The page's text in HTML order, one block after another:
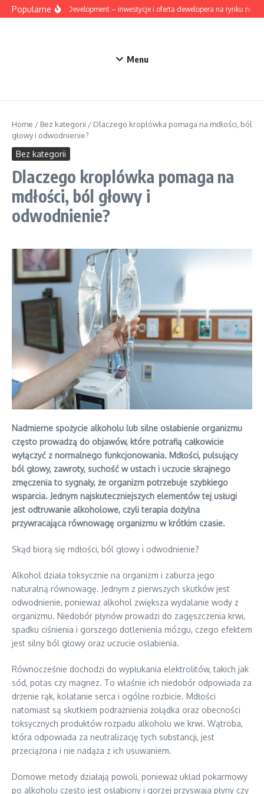
Przejdź do treści
PopularneMesta Development – inwestycje i oferta dewelopera na rynku
Menu
Home / Bez kategorii / Dlaczego kroplówka pomaga na mdłości, ból
głowy i odwodnienie?
Bez kategorii
Dlaczego kroplówka pomaga na
mdłości, ból głowy i
odwodnienie?
Nadmierne spożycie alkoholu lub silne osłabienie organizmu
często prowadzą do objawów, które potrafią całkowicie
wyłączyć z normalnego funkcjonowania. Mdłości, pulsujący
ból głowy, zawroty, suchość w ustach i uczucie skrajnego
zmęczenia to sygnały, że organizm potrzebuje szybkiego
wsparcia. Jednym najskuteczniejszych elementów tej usługi
jest odtruwanie alkoholowe, czyli terapia dożylna
przywracająca równowagę organizmu w krótkim czasie.
Skąd biorą się mdłości, ból głowy i odwodnienie?
Alkohol działa toksycznie na organizm i zaburza jego
naturalną równowagę. Jednym z pierwszych skutków jest
odwodnienie, ponieważ alkohol zwiększa wydalanie wody z
organizmu. Niedobór płynów prowadzi do zagęszczenia krwi,
spadku ciśnienia i gorszego dotlenienia mózgu, czego efektem
jest silny ból głowy oraz uczucie osłabienia.
Równocześnie dochodzi do wypłukania elektrolitów, takich jak
sód, potas czy magnez. To właśnie ich niedobór odpowiada za
drżenie rąk, kołatanie serca i ogólne rozbicie. Mdłości
natomiast są skutkiem podrażnienia żołądka oraz obecności
toksycznych produktów rozpadu alkoholu we krwi. Wątroba,
która odpowiada za neutralizację tych substancji, jest
przeciążona i nie nadąża z ich usuwaniem.
Domowe metody działają powoli, ponieważ układ pokarmowy
po alkoholu często jest osłabiony i gorzej przyswaja płyny czy